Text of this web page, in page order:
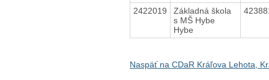
2422019
Základná škola
s MŠ Hybe
Hybe
Naspäť na CDaR Kráľova Lehota,